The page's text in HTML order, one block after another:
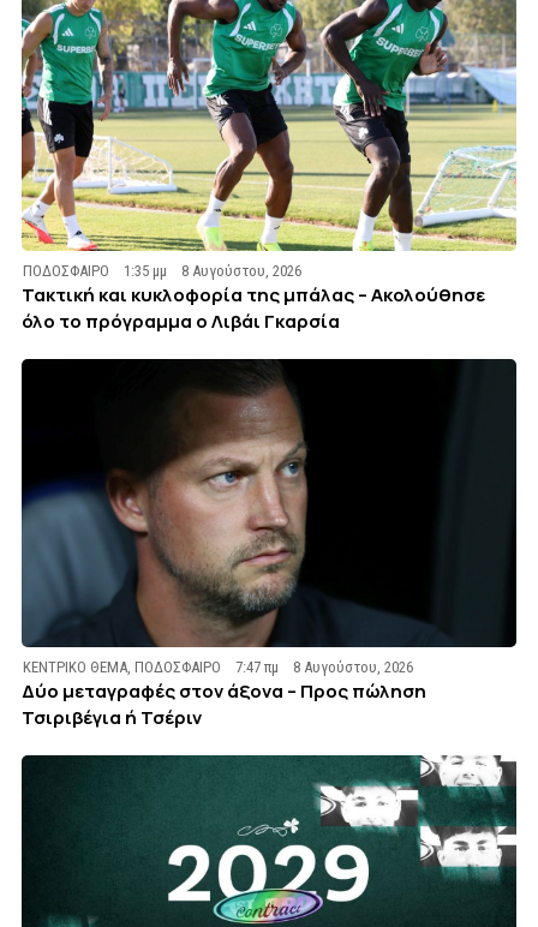
ΠΟΔΟΣΦΑΙΡΟ 1:35 μμ 8 Αυγούστου, 2026
Τακτική και κυκλοφορία της μπάλας – Ακολούθησε
όλο το πρόγραμμα ο Λιβάι Γκαρσία
ΚΕΝΤΡΙΚΟ ΘΕΜΑ,ΠΟΔΟΣΦΑΙΡΟ 7:47 πμ 8 Αυγούστου, 2026
Δύο μεταγραφές στον άξονα – Προς πώληση
Τσιριβέγια ή Τσέριν